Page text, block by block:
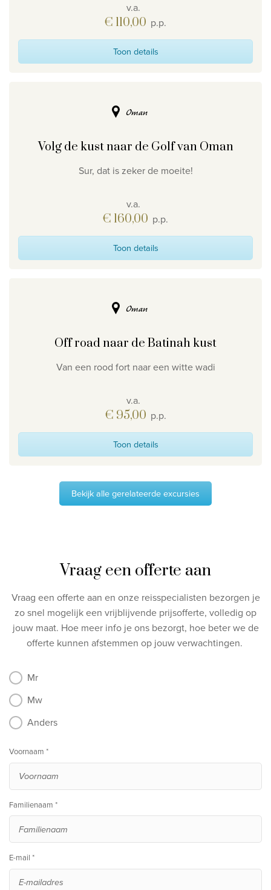
v.a.
€ 110,00 p.p.
Toon details
Oman
Volg de kust naar de Golf van Oman
Sur, dat is zeker de moeite!
v.a.
€ 160,00 p.p.
Toon details
Oman
Off road naar de Batinah kust
Van een rood fort naar een witte wadi
v.a.
€ 95,00 p.p.
Toon details
Bekijk alle gerelateerde excursies
Vraag een offerte aan
Vraag een offerte aan en onze reisspecialisten bezorgen je
zo snel mogelijk een vrijblijvende prijsofferte, volledig op
jouw maat. Hoe meer info je ons bezorgt, hoe beter we de
offerte kunnen afstemmen op jouw verwachtingen.
Mr
Mw
Anders
Voornaam *
Familienaam *
E-mail *